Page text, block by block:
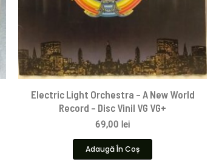
Electric Light Orchestra – A New World
Record – Disc Vinil VG VG+
69,00 lei
Adaugă În Coș